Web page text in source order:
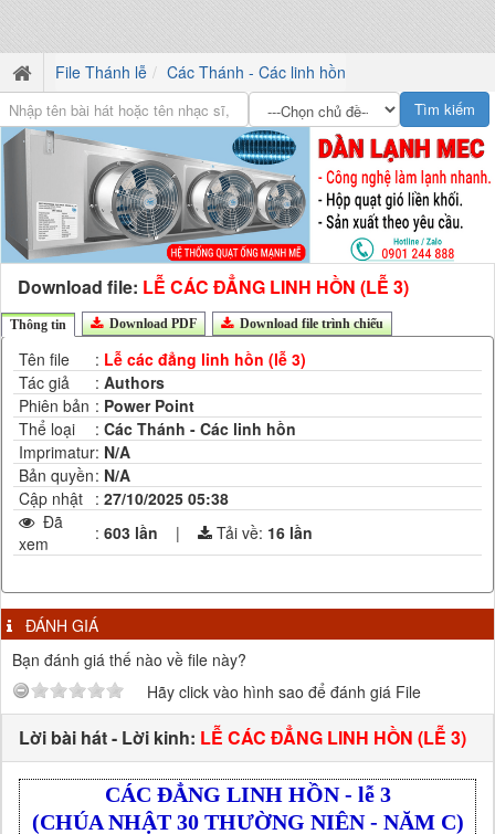
File Thánh lễ Các Thánh - Các linh hồn
Download file: LỄ CÁC ĐẲNG LINH HỒN (LỄ 3)
Thông tin Download PDF Download file trình chiếu
Tên file : Lễ các đẳng linh hồn (lễ 3)
Tác giả
: Authors
Phiên bản : Power Point
Thể loại
: Các Thánh - Các linh hồn
Imprimatur: N/A
Bản quyền: N/A
Cập nhật : 27/10/2025 05:38
Đã
xem
: 603 lần | Tải về: 16 lần
ĐÁNH GIÁ
Bạn đánh giá thế nào về file này?
Hãy click vào hình sao để đánh giá File
Lời bài hát - Lời kinh: LỄ CÁC ĐẲNG LINH HỒN (LỄ 3)
CÁC ĐẲNG LINH HỒN - lễ 3
(CHÚA NHẬT 30 THƯỜNG NIÊN - NĂM C)